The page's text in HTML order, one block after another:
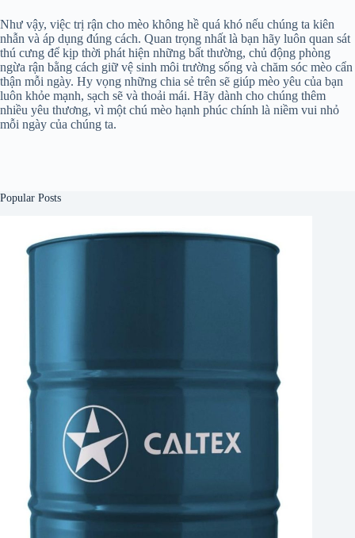
Như vậy, việc trị rận cho mèo không hề quá khó nếu chúng ta kiên
nhẫn và áp dụng đúng cách. Quan trọng nhất là bạn hãy luôn quan sát
thú cưng để kịp thời phát hiện những bất thường, chủ động phòng
ngừa rận bằng cách giữ vệ sinh môi trường sống và chăm sóc mèo cẩn
thận mỗi ngày. Hy vọng những chia sẻ trên sẽ giúp mèo yêu của bạn
luôn khỏe mạnh, sạch sẽ và thoải mái. Hãy dành cho chúng thêm
nhiều yêu thương, vì một chú mèo hạnh phúc chính là niềm vui nhỏ
mỗi ngày của chúng ta.
Popular Posts